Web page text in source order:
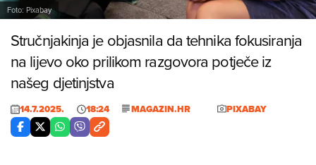
Foto: Pixabay
Stručnjakinja je objasnila da tehnika fokusiranja
na lijevo oko prilikom razgovora potječe iz
našeg djetinjstva
14.7.2025. 18:24 MAGAZIN.HR PIXABAY